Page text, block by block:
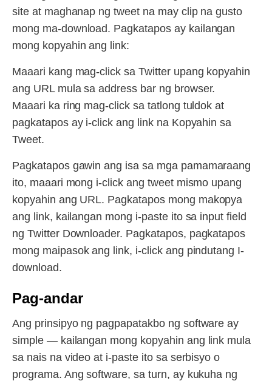
site at maghanap ng tweet na may clip na gusto
mong ma-download. Pagkatapos ay kailangan
mong kopyahin ang link:
Maaari kang mag-click sa Twitter upang kopyahin
ang URL mula sa address bar ng browser.
Maaari ka ring mag-click sa tatlong tuldok at
pagkatapos ay i-click ang link na Kopyahin sa
Tweet.
Pagkatapos gawin ang isa sa mga pamamaraang
ito, maaari mong i-click ang tweet mismo upang
kopyahin ang URL. Pagkatapos mong makopya
ang link, kailangan mong i-paste ito sa input field
ng Twitter Downloader. Pagkatapos, pagkatapos
mong maipasok ang link, i-click ang pindutang I-
download.
Pag-andar
Ang prinsipyo ng pagpapatakbo ng software ay
simple — kailangan mong kopyahin ang link mula
sa nais na video at i-paste ito sa serbisyo o
programa. Ang software, sa turn, ay kukuha ng